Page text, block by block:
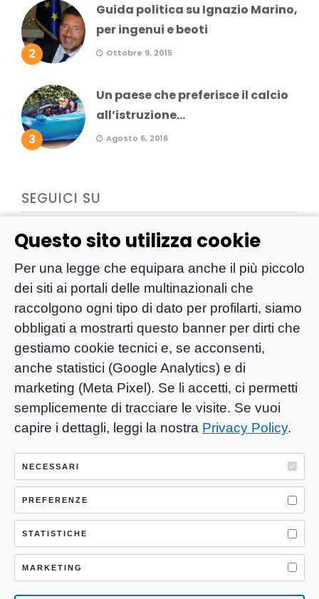
Questo sito utilizza cookie
Per una legge che equipara anche il più piccolo
dei siti ai portali delle multinazionali che
raccolgono ogni tipo di dato per profilarti, siamo
obbligati a mostrarti questo banner per dirti che
gestiamo cookie tecnici e, se acconsenti,
anche statistici (Google Analytics) e di
marketing (Meta Pixel). Se li accetti, ci permetti
semplicemente di tracciare le visite. Se vuoi
capire i dettagli, leggi la nostra Privacy Policy.
NECESSARI
PREFERENZE
STATISTICHE
MARKETING
2
Guida politica su Ignazio Marino,
per ingenui e beoti
Ottobre 9, 2015
3
Un paese che preferisce il calcio
all’istruzione...
Agosto 6, 2016
SEGUICI SU
YOU-ng Slow Journalism è una testata
giornalistica di proprietà di Mastino S.R.L.
Registrazione presso Trib. Santa Maria
Capua Vetere (CE) n° 900 del 31/01/2025 |
ISSN 3103-4683
P.IVA: 04755530617
Sede Legale: CASERTA – VIA LORENZO MARIA
NERONI 11 CAP 81100